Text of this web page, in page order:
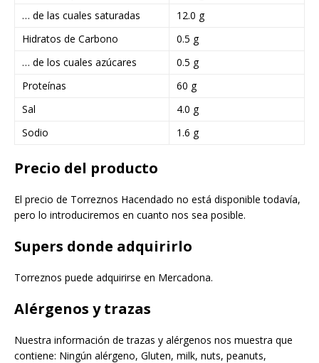
… de las cuales saturadas
12.0 g
Hidratos de Carbono
0.5 g
… de los cuales azúcares
0.5 g
Proteínas
60 g
Sal
4.0 g
Sodio
1.6 g
Precio del producto
El precio de Torreznos Hacendado no está disponible todavía,
pero lo introduciremos en cuanto nos sea posible.
Supers donde adquirirlo
Torreznos puede adquirirse en Mercadona.
Alérgenos y trazas
Nuestra información de trazas y alérgenos nos muestra que
contiene: Ningún alérgeno, Gluten, milk, nuts, peanuts,